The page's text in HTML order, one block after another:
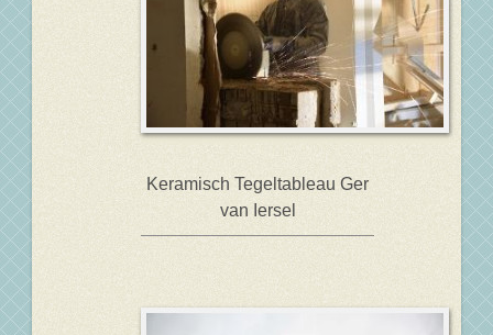
Keramisch Tegeltableau Ger
van Iersel